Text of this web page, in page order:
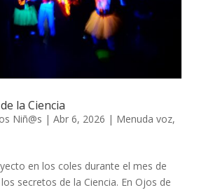
la Ciencia
Niñ@s | Abr 6, 2026 | Menuda voz,
en los coles durante el mes de
secretos de la Ciencia. En Ojos de